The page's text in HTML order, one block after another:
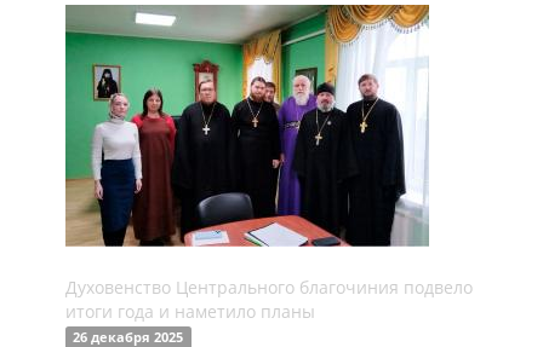
Духовенство Центрального благочиния подвело
итоги года и наметило планы
26 декабря 2025